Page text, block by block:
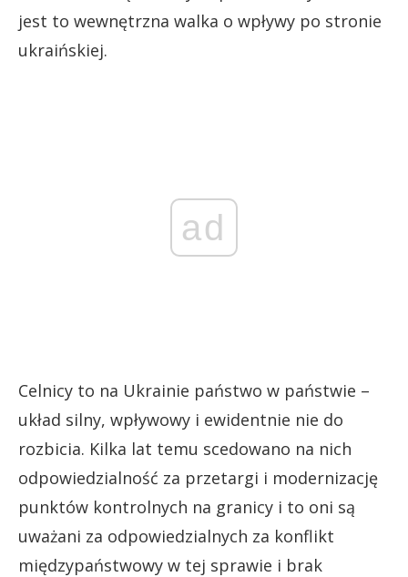
jest to wewnętrzna walka o wpływy po stronie
ukraińskiej.
ad
Celnicy to na Ukrainie państwo w państwie –
układ silny, wpływowy i ewidentnie nie do
rozbicia. Kilka lat temu scedowano na nich
odpowiedzialność za przetargi i modernizację
punktów kontrolnych na granicy i to oni są
uważani za odpowiedzialnych za konflikt
międzypaństwowy w tej sprawie i brak